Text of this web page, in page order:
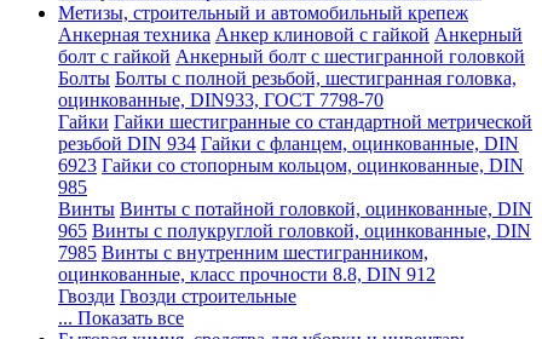
Метизы, строительный и автомобильный крепеж
Анкерная техника Анкер клиновой с гайкой Анкерный
болт с гайкой Анкерный болт с шестигранной головкой
Болты Болты с полной резьбой, шестигранная головка,
оцинкованные, DIN933, ГОСТ 7798-70
Гайки Гайки шестигранные со стандартной метрической
резьбой DIN 934 Гайки с фланцем, оцинкованные, DIN
6923 Гайки со стопорным кольцом, оцинкованные, DIN
985
Винты Винты с потайной головкой, оцинкованные, DIN
965 Винты с полукруглой головкой, оцинкованные, DIN
7985 Винты с внутренним шестигранником,
оцинкованные, класс прочности 8.8, DIN 912
Гвозди Гвозди строительные
... Показать все